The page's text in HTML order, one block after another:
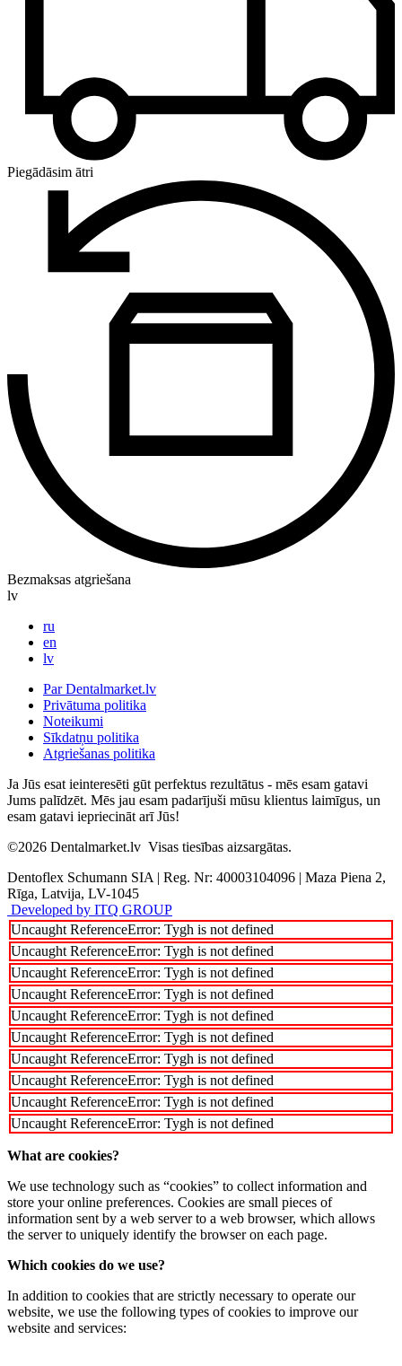
Piegādāsim ātri
Bezmaksas atgriešana
lv
ru
en
lv
Par Dentalmarket.lv
Privātuma politika
Noteikumi
Sīkdatņu politika
Atgriešanas politika
Ja Jūs esat ieinteresēti gūt perfektus rezultātus - mēs esam gatavi
Jums palīdzēt. Mēs jau esam padarījuši mūsu klientus laimīgus, un
esam gatavi iepriecināt arī Jūs!
©2026 Dentalmarket.lv Visas tiesības aizsargātas.
Dentoflex Schumann SIA | Reg. Nr: 40003104096 | Maza Piena 2,
Rīga, Latvija, LV-1045
Developed by ITQ GROUP
Uncaught ReferenceError: Tygh is not defined
Uncaught ReferenceError: Tygh is not defined
Uncaught ReferenceError: Tygh is not defined
Uncaught ReferenceError: Tygh is not defined
Uncaught ReferenceError: Tygh is not defined
Uncaught ReferenceError: Tygh is not defined
Uncaught ReferenceError: Tygh is not defined
Uncaught ReferenceError: Tygh is not defined
Uncaught ReferenceError: Tygh is not defined
Uncaught ReferenceError: Tygh is not defined
What are cookies?
We use technology such as “cookies” to collect information and
store your online preferences. Cookies are small pieces of
information sent by a web server to a web browser, which allows
the server to uniquely identify the browser on each page.
Which cookies do we use?
In addition to cookies that are strictly necessary to operate our
website, we use the following types of cookies to improve our
website and services: